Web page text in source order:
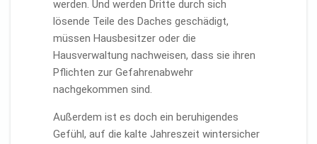
werden. Und werden Dritte durch sich
lösende Teile des Daches geschädigt,
müssen Hausbesitzer oder die
Hausverwaltung nachweisen, dass sie ihren
Pflichten zur Gefahrenabwehr
nachgekommen sind.
Außerdem ist es doch ein beruhigendes
Gefühl, auf die kalte Jahreszeit wintersicher